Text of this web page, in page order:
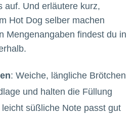
auf. Und erläutere kurz,
Hot Dog selber machen
Mengenangaben findest du in
: Weiche, längliche Brötchen
und halten die Füllung
süßliche Note passt gut